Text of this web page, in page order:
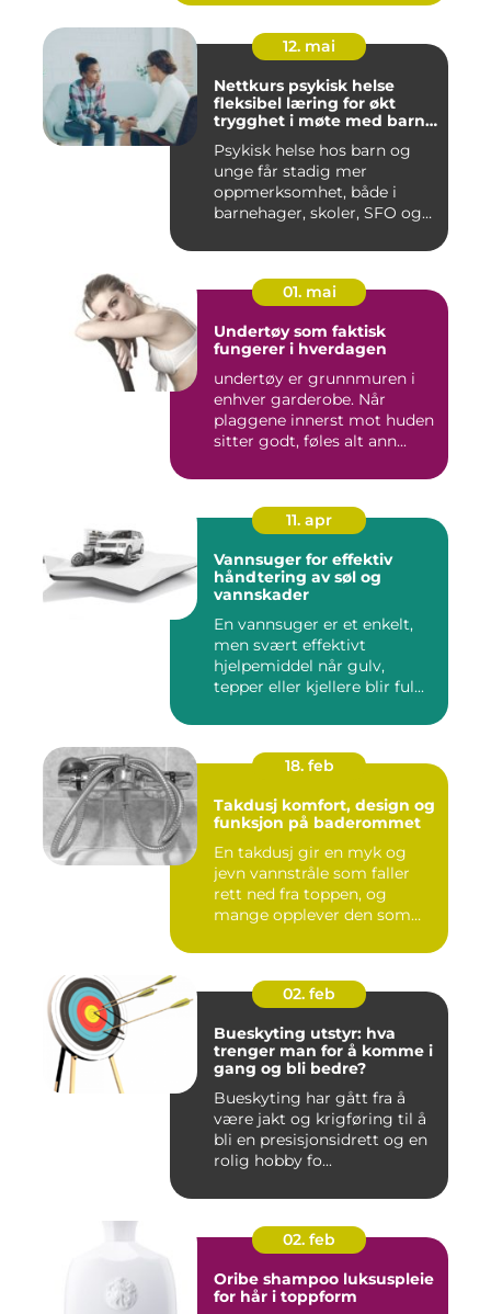
12. mai
Nettkurs psykisk helse
fleksibel læring for økt
trygghet i møte med barn
Psykisk helse hos barn og
unge får stadig mer
oppmerksomhet, både i
barnehager, skoler, SFO og
01. mai
Undertøy som faktisk
fungerer i hverdagen
undertøy er grunnmuren i
enhver garderobe. Når
plaggene innerst mot huden
sitter godt, føles alt ann...
11. apr
Vannsuger for effektiv
håndtering av søl og
vannskader
En vannsuger er et enkelt,
men svært effektivt
hjelpemiddel når gulv,
tepper eller kjellere blir ful...
18. feb
Takdusj komfort, design og
funksjon på baderommet
En takdusj gir en myk og
jevn vannstråle som faller
rett ned fra toppen, og
mange opplever den som
02. feb
Bueskyting utstyr: hva
trenger man for å komme i
gang og bli bedre?
Bueskyting har gått fra å
være jakt og krigføring til å
bli en presisjonsidrett og en
rolig hobby fo...
02. feb
Oribe shampoo luksuspleie
for hår i toppform